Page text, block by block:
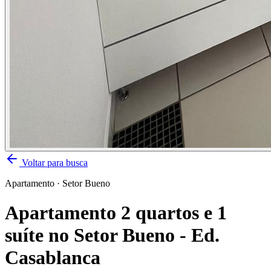
Voltar para busca
Apartamento · Setor Bueno
Apartamento 2 quartos e 1
suíte no Setor Bueno - Ed.
Casablanca